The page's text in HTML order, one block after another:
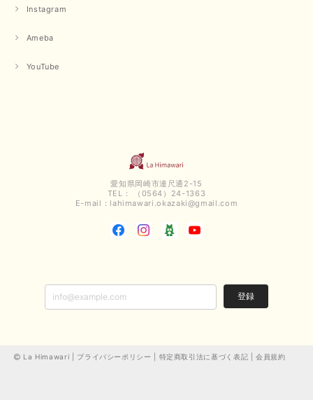
Instagram
Ameba
YouTube
愛知県岡崎市連尺通2-15
TEL： （0564）24-1363
E-mail： lahimawari.okazaki@gmail.com
登録
La Himawari | プライバシーポリシー 特定商取引法に基づく表記 |会員規約